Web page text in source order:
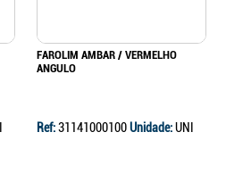
FAROLIM AMBAR / VERMELHO
ANGULO
Ref:31141000100Unidade:UNI